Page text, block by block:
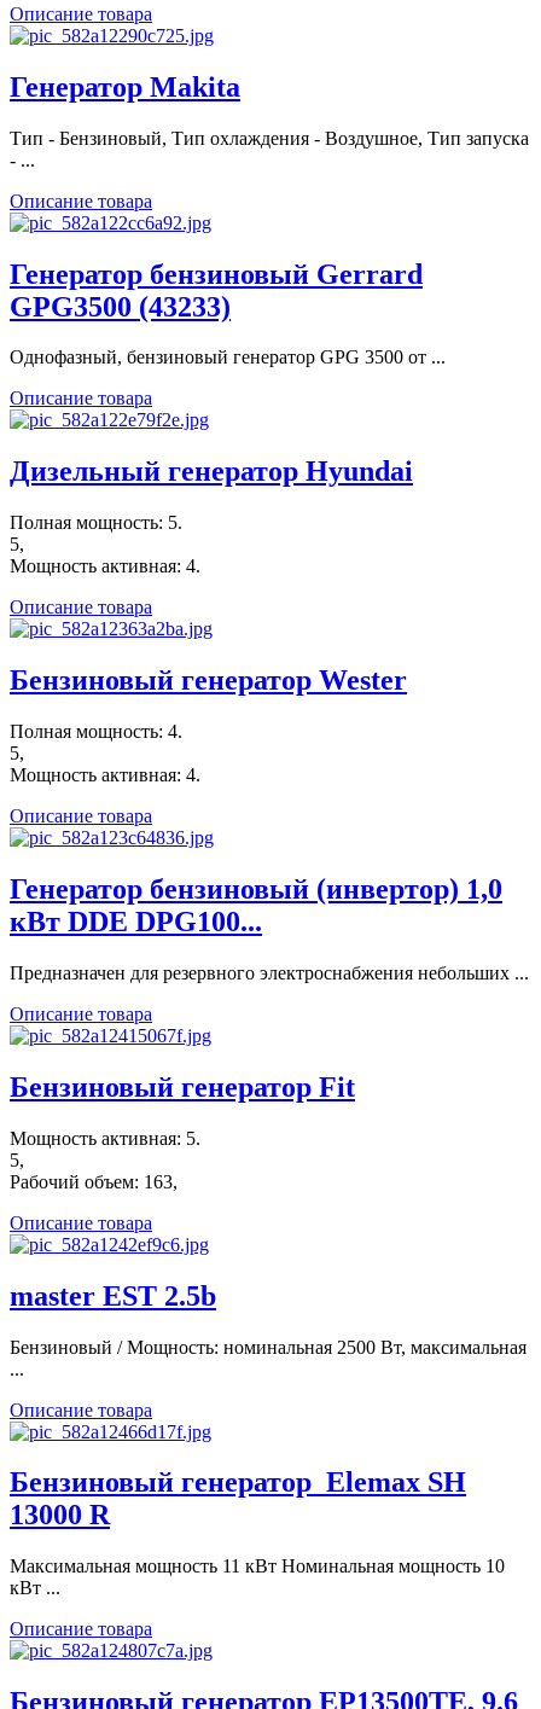
Описание товара
Генератор Makita
Тип - Бензиновый, Тип охлаждения - Воздушное, Тип запуска
- ...
Описание товара
Генератор бензиновый Gerrard
GPG3500 (43233)
Однофазный, бензиновый генератор GPG 3500 от ...
Описание товара
Дизельный генератор Hyundai
Полная мощность: 5.
5,
Мощность активная: 4.
Описание товара
Бензиновый генератор Wester
Полная мощность: 4.
5,
Мощность активная: 4.
Описание товара
Генератор бензиновый (инвертор) 1,0
кВт DDE DPG100...
Предназначен для резервного электроснабжения небольших ...
Описание товара
Бензиновый генератор Fit
Мощность активная: 5.
5,
Рабочий объем: 163,
Описание товара
master EST 2.5b
Бензиновый / Мощность: номинальная 2500 Вт, максимальная
...
Описание товара
Бензиновый генератор_Elemax SH
13000 R
Максимальная мощность 11 кВт Номинальная мощность 10
кВт ...
Описание товара
Бензиновый генератор EP13500ТЕ, 9.6